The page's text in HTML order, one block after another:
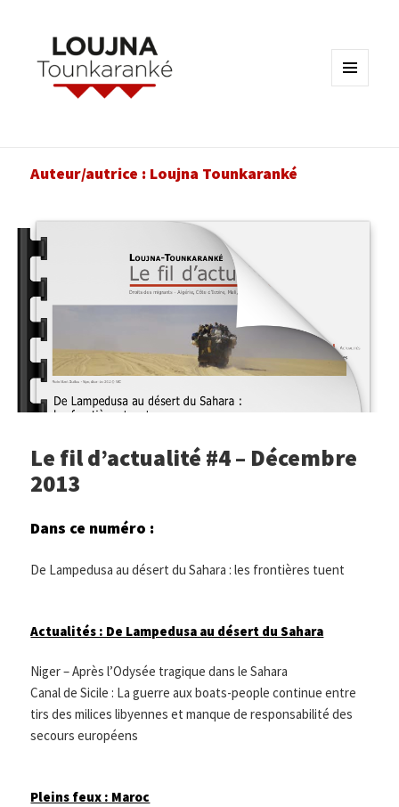
Auteur/autrice : Loujna Tounkaranké
Le fil d’actualité #4 – Décembre
2013
Dans ce numéro :
De Lampedusa au désert du Sahara : les frontières tuent
Actualités : De Lampedusa au désert du Sahara
Niger – Après l’Odysée tragique dans le Sahara
Canal de Sicile : La guerre aux boats-people continue entre
tirs des milices libyennes et manque de responsabilité des
secours européens
Pleins feux : Maroc